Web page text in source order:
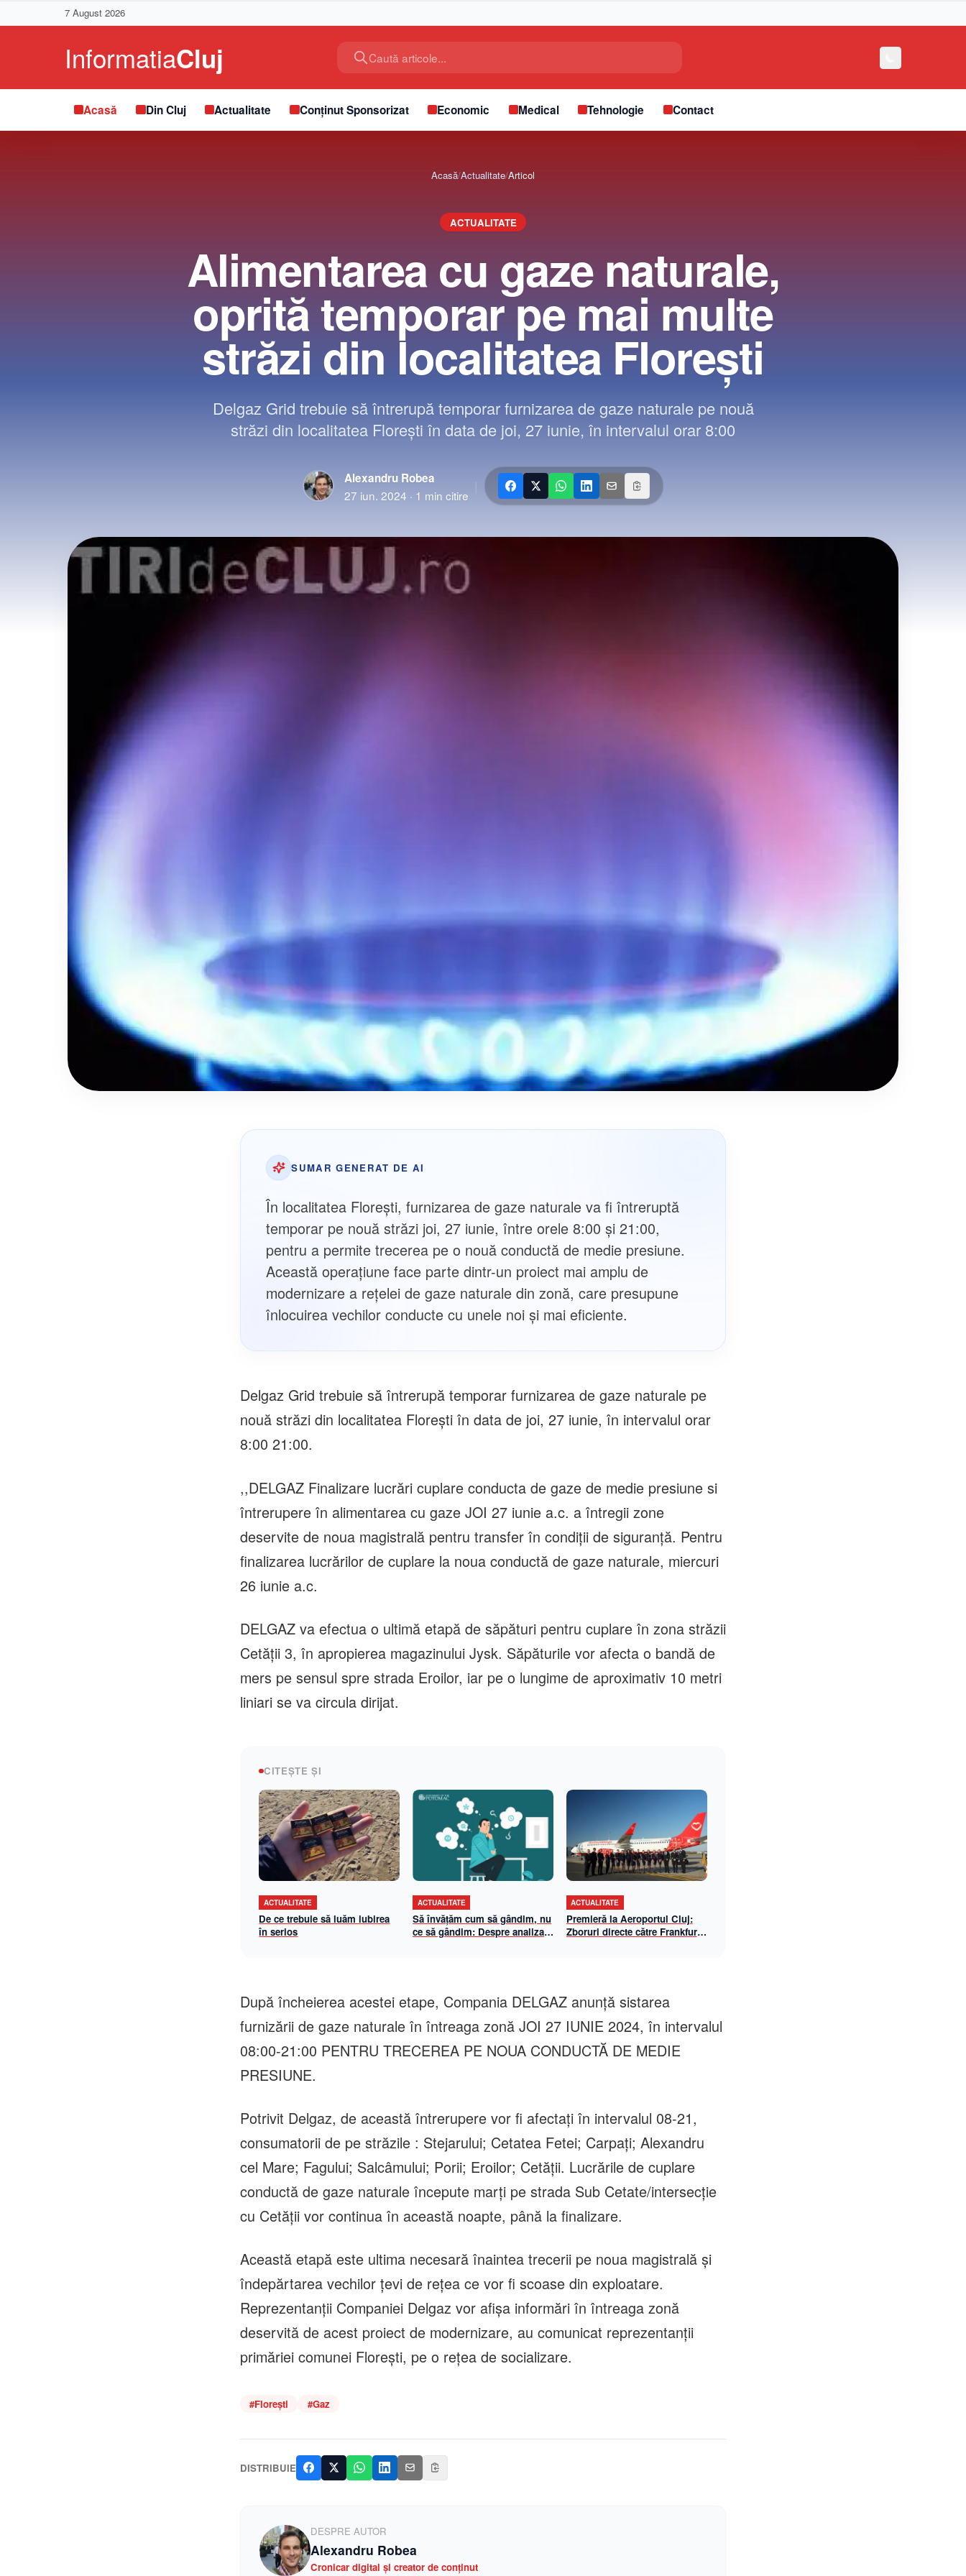
7 August 2026
Caută articole...
Acasă Din Cluj Actualitate Conținut Sponsorizat Economic Medical Tehnologie Contact
Acasă/Actualitate/Articol
ACTUALITATE
Alimentarea cu gaze naturale,
oprită temporar pe mai multe
străzi din localitatea Florești
Delgaz Grid trebuie să întrerupă temporar furnizarea de gaze naturale pe nouă
străzi din localitatea Florești în data de joi, 27 iunie, în intervalul orar 8:00
Alexandru Robea
27 iun. 2024 · 1 min citire
|
SUMAR GENERAT DE AI
În localitatea Floreşti, furnizarea de gaze naturale va fi întreruptă
temporar pe nouă străzi joi, 27 iunie, între orele 8:00 și 21:00,
pentru a permite trecerea pe o nouă conductă de medie presiune.
Această operațiune face parte dintr-un proiect mai amplu de
modernizare a rețelei de gaze naturale din zonă, care presupune
înlocuirea vechilor conducte cu unele noi și mai eficiente.
Delgaz Grid trebuie să întrerupă temporar furnizarea de gaze naturale pe
nouă străzi din localitatea Florești în data de joi, 27 iunie, în intervalul orar
8:00 21:00.
,,DELGAZ Finalizare lucrări cuplare conducta de gaze de medie presiune si
întrerupere în alimentarea cu gaze JOI 27 iunie a.c. a întregii zone
deservite de noua magistrală pentru transfer în condiții de siguranță. Pentru
finalizarea lucrărilor de cuplare la noua conductă de gaze naturale, miercuri
26 iunie a.c.
DELGAZ va efectua o ultimă etapă de săpături pentru cuplare în zona străzii
Cetății 3, în apropierea magazinului Jysk. Săpăturile vor afecta o bandă de
mers pe sensul spre strada Eroilor, iar pe o lungime de aproximativ 10 metri
liniari se va circula dirijat.
CITEȘTE ȘI
ACTUALITATE
De ce trebuie să luăm iubirea
în serios
ACTUALITATE
Să învățăm cum să gândim, nu
ce să gândim: Despre analiza
ACTUALITATE
Premieră la Aeroportul Cluj:
Zboruri directe către Frankfurt
După încheierea acestei etape, Compania DELGAZ anunță sistarea
furnizării de gaze naturale în întreaga zonă JOI 27 IUNIE 2024, în intervalul
08:00-21:00 PENTRU TRECEREA PE NOUA CONDUCTĂ DE MEDIE
PRESIUNE.
Potrivit Delgaz, de această întrerupere vor fi afectați în intervalul 08-21,
consumatorii de pe străzile : Stejarului; Cetatea Fetei; Carpați; Alexandru
cel Mare; Fagului; Salcâmului; Porii; Eroilor; Cetății. Lucrările de cuplare
conductă de gaze naturale începute marți pe strada Sub Cetate/intersecție
cu Cetății vor continua în această noapte, până la finalizare.
Această etapă este ultima necesară înaintea trecerii pe noua magistrală și
îndepărtarea vechilor țevi de rețea ce vor fi scoase din exploatare.
Reprezentanții Companiei Delgaz vor afișa informări în întreaga zonă
deservită de acest proiect de modernizare, au comunicat reprezentanții
primăriei comunei Florești, pe o rețea de socializare.
#Florești #Gaz
DISTRIBUIE
DESPRE AUTOR
Alexandru Robea
Cronicar digital și creator de conținut